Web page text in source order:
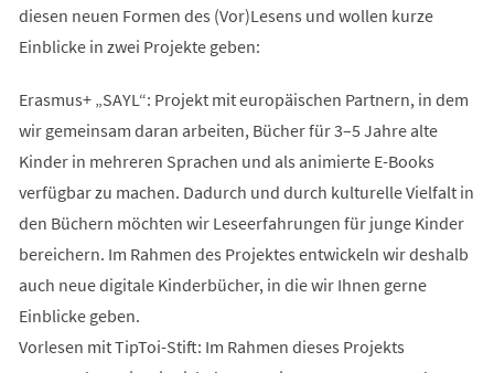
diesen neuen Formen des (Vor)Lesens und wollen kurze
Einblicke in zwei Projekte geben:
Erasmus+ „SAYL“: Projekt mit europäischen Partnern, in dem
wir gemeinsam daran arbeiten, Bücher für 3–5 Jahre alte
Kinder in mehreren Sprachen und als ani­mierte E-Books
verfügbar zu machen. Dadurch und durch kulturelle Vielfalt in
den Büchern möchten wir Leseerfahrungen für junge Kinder
bereichern. Im Rahmen des Projektes entwickeln wir deshalb
auch neue digitale Kinderbücher, in die wir Ihnen gerne
Einblicke geben.
Vorlesen mit TipToi-Stift: Im Rahmen dieses Projekts